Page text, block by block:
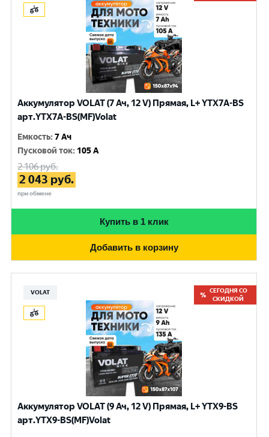
Аккумулятор VOLAT (7 Ач, 12 V) Прямая, L+ YTX7A-BS
арт.YTX7A-BS(MF)Volat
Емкость:7 Ач
Пусковой ток: 105 A
2 106руб.
2 043 руб.
при обмене
Купить в 1 клик
Добавить в корзину
VOLAT
СЕГОДНЯ СО
СКИДКОЙ
Аккумулятор VOLAT (9 Ач, 12 V) Прямая, L+ YTX9-BS
арт.YTX9-BS(MF)Volat